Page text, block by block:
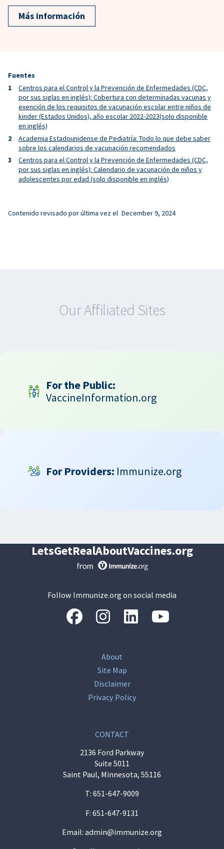
Más información
Fuentes
Centros para el Control y la Prevención de Enfermedades (CDC,
por sus siglas en inglés): Cobertura con determinadas vacunas y
exención de los requisitos de vacunación escolar entre niños de
kinder (Estados Unidos), año escolar 2022-2023(solo disponible
en inglés)
Academia Estadounidense de Pediatría: Todo lo que debe saber
sobre los calendarios de vacunación recomendados
Centros para el Control y la Prevención de Enfermedades (CDC,
por sus siglas en inglés): Calendario de vacunación de niños y
adolescentes por edad (solo disponible en inglés)
Contenido revisado por última vez el December 9, 2024
Our Affiliated Sites
For the Public:
VaccineInformation.org
For Providers: Immunize.org
LetsGetRealAboutVaccines.org
Follow Immunize.org on social media
“Facebook“Instagram“LinkedIn
About
Site Map
Disclaimer
Privacy Policy
CONTACT
2136 Ford Parkway
Suite 5011
Saint Paul, Minnesota, 55116
T: 651-647-9009
F: 651-647-9131
Email: admin@immunize.org